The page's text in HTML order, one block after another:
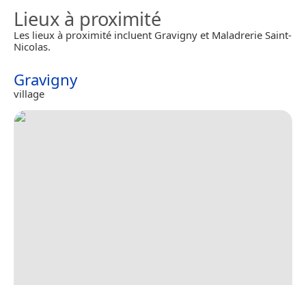
Lieux à proximité
Les lieux à proximité incluent Gravigny et Maladrerie Saint-
Nicolas.
Gravigny
village